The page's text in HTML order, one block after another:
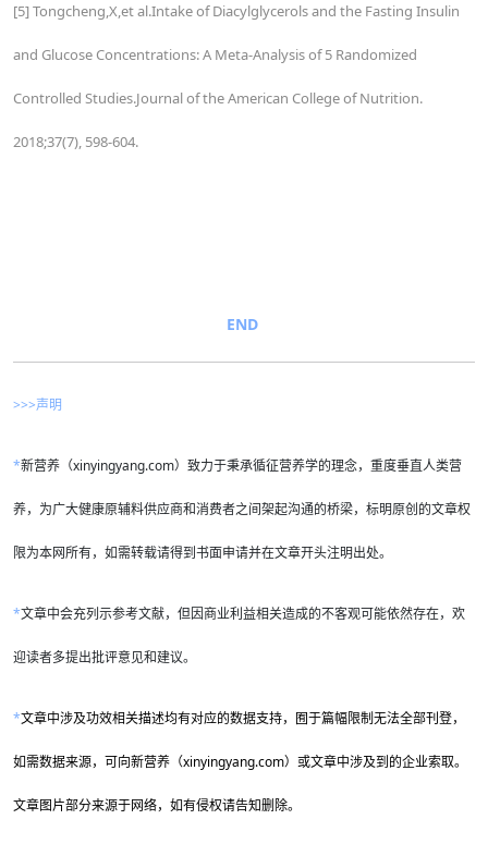
[5] Tongcheng,X,et al.Intake of Diacylglycerols and the Fasting Insulin
and Glucose Concentrations: A Meta-Analysis of 5 Randomized
Controlled Studies.Journal of the American College of Nutrition.
2018;37(7), 598-604.
END
>>>声明
*新营养（xinyingyang.com）致力于秉承循征营养学的理念，重度垂直人类营
养，为广大健康原辅料供应商和消费者之间架起沟通的桥梁，标明原创的文章权
限为本网所有，如需转载请得到书面申请并在文章开头注明出处。
*文章中会充列示参考文献，但因商业利益相关造成的不客观可能依然存在，欢
迎读者多提出批评意见和建议。
*文章中涉及功效相关描述均有对应的数据支持，囿于篇幅限制无法全部刊登，
如需数据来源，可向新营养（xinyingyang.com）或文章中涉及到的企业索取。
文章图片部分来源于网络，如有侵权请告知删除。